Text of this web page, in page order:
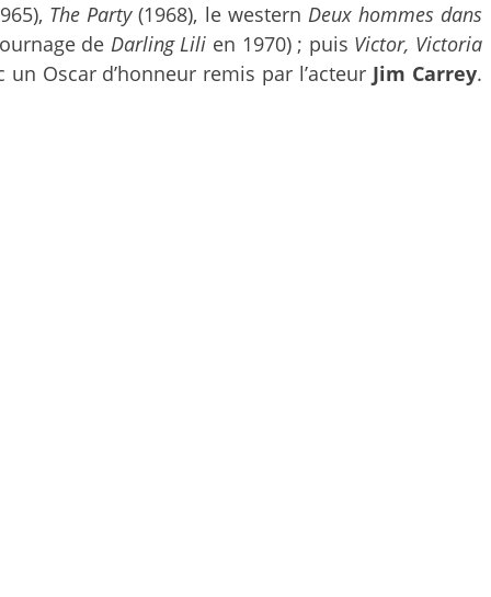
The Party(1968), le western Deux hommes dans
de Darling Lili en 1970) ; puis Victor, Victoria
Oscar d’honneur remis par l’acteur Jim Carrey.